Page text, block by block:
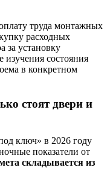
труда монтажных
расходных
за установку
изучения состояния
в конкретном
стоят двери и
ключ» в 2026 году
показатели от
складывается из